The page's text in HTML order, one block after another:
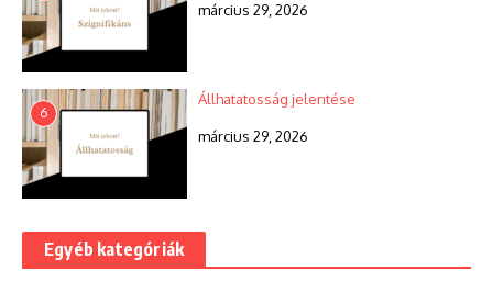
március 29, 2026
6
Állhatatosság jelentése
március 29, 2026
Egyéb kategóriák